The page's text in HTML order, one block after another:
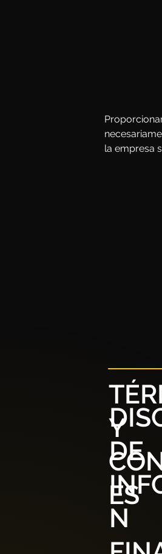
la empresa
Y
ES
DE
N